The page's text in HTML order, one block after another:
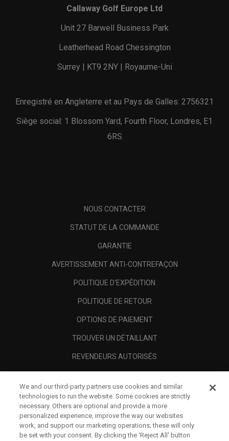
Callaway Golf Europe Ltd
Unit 27 Barwell Business Park
Leatherhead Road Chessington
Surrey | KT9 2NY | Royaume-Uni
Enregistré en Angleterre et au Pays de Galles: 2756321
Siège social: 1 Blossom Yard, Fourth Floor, Londres, E1
6RS
NOUS CONTACTER
STATUT DE LA COMMANDE
GARANTIE
AVERTISSEMENT ANTI-CONTREFAÇON
POLITIQUE D'EXPÉDITION
POLITIQUE DE RETOUR
OPTIONS DE PAIEMENT
TROUVER UN DÉTAILLANT
REVENDEURS AUTORISÉS
A PROPOS
MENTIONS LÉGALES
We and our third-party partners use cookies and similar
technologies to run the website. Some cookies are strictly
necessary. Others are optional and provide a more
personalized experience, improve the way our websites
work, and support our marketing operations; these will only
be set with your consent. By clicking the ‘Reject All' button